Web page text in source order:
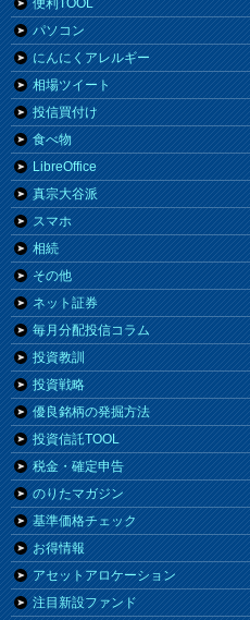
パソコン
にんにくアレルギー
相場ツイート
投信買付け
食べ物
LibreOffice
真宗大谷派
スマホ
相続
その他
ネット証券
毎月分配投信コラム
投資教訓
投資戦略
優良銘柄の発掘方法
投資信託TOOL
税金・確定申告
のりたマガジン
基準価格チェック
お得情報
アセットアロケーション
注目新設ファンド